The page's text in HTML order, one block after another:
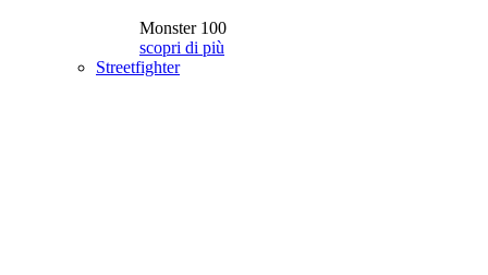
Monster 100
scopri di più
Streetfighter